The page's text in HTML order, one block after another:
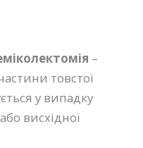
–
товстої
у випадку
висхідної